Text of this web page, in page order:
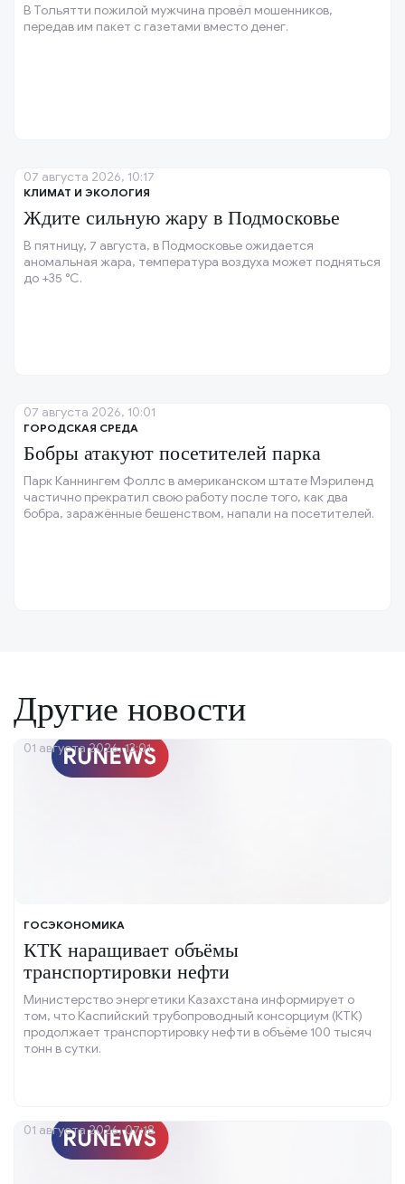
В Тольятти пожилой мужчина провёл мошенников,
передав им пакет с газетами вместо денег.
КЛИМАТ И ЭКОЛОГИЯ
Ждите сильную жару в Подмосковье
В пятницу, 7 августа, в Подмосковье ожидается
аномальная жара, температура воздуха может подняться
до +35 °C.
07 августа 2026, 10:17
ГОРОДСКАЯ СРЕДА
Бобры атакуют посетителей парка
Парк Каннингем Фоллс в американском штате Мэриленд
частично прекратил свою работу после того, как два
бобра, заражённые бешенством, напали на посетителей.
07 августа 2026, 10:01
Другие новости
ГОСЭКОНОМИКА
КТК наращивает объёмы
транспортировки нефти
Министерство энергетики Казахстана информирует о
том, что Каспийский трубопроводный консорциум (КТК)
продолжает транспортировку нефти в объёме 100 тысяч
тонн в сутки.
01 августа 2026, 13:01
01 августа 2026, 07:18